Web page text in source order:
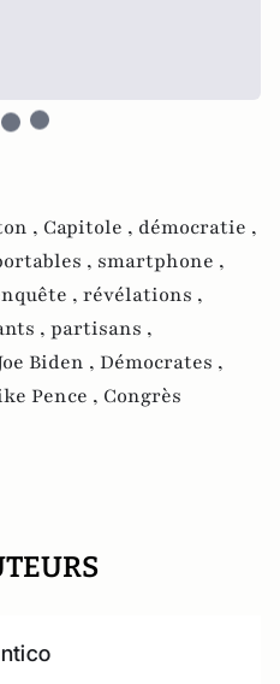
, Capitole , démocratie ,
, smartphone ,
, révélations ,
, partisans ,
Biden , Démocrates ,
Pence , Congrès